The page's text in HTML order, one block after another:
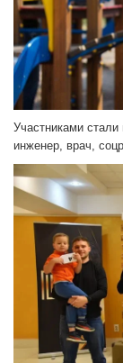
Участниками
инженер, врач,